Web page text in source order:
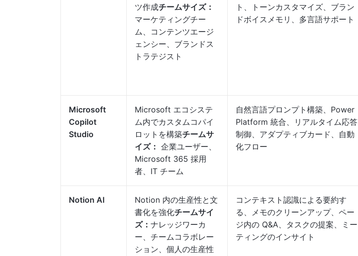
ツ作成チームサイズ：
マーケティングチー
ム、コンテンツエージ
ェンシー、ブランドス
トラテジスト
ト、トーンカスタマイズ、ブラン
ドボイスメモリ、多言語サポート
Microsoft
Copilot
Studio
Microsoft エコシステ
ム内でカスタムコパイ
ロットを構築チームサ
イズ： 企業ユーザー、
Microsoft 365 採用
者、IT チーム
自然言語プロンプト構築、Power
Platform 統合、リアルタイム応答
制御、アダプティブカード、自動
化フロー
Notion AI
Notion 内の生産性と文
書化を強化チームサイ
ズ： ナレッジワーカ
ー、チームコラボレー
ション、個人の生産性
コンテキスト認識による要約す
る、メモのクリーンアップ、ペー
ジ内の Q&A、タスクの提案、ミー
ティングのインサイト